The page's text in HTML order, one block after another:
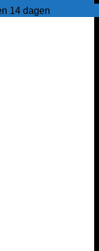
14 dagen